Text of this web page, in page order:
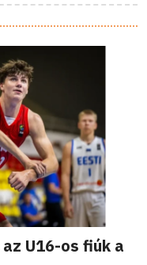
U16-os fiúk a